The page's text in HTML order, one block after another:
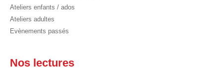
Ateliers enfants / ados
Ateliers adultes
Evènements passés
Nos lectures